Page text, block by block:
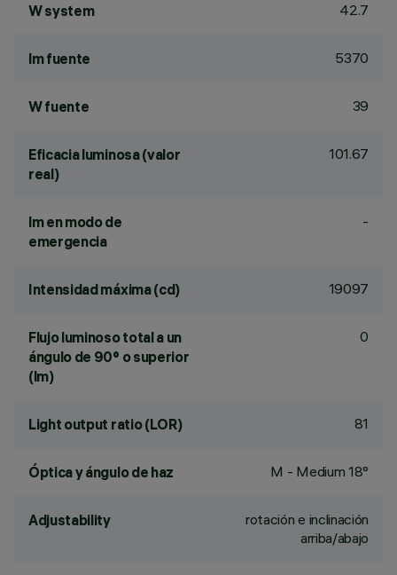
W system 42.7
lm fuente 5370
W fuente 39
Eficacia luminosa (valor
real)
101.67
lm en modo de
emergencia
-
Intensidad máxima (cd) 19097
Flujo luminoso total a un
ángulo de 90° o superior
(lm)
0
Light output ratio (LOR) 81
Óptica y ángulo de haz M - Medium 18°
Adjustability
rotación e inclinación
arriba/abajo